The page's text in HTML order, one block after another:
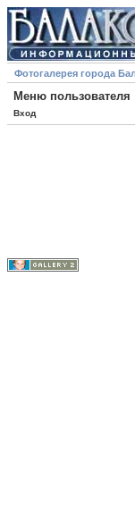
Фотогалерея города
Меню пользователя
Вход